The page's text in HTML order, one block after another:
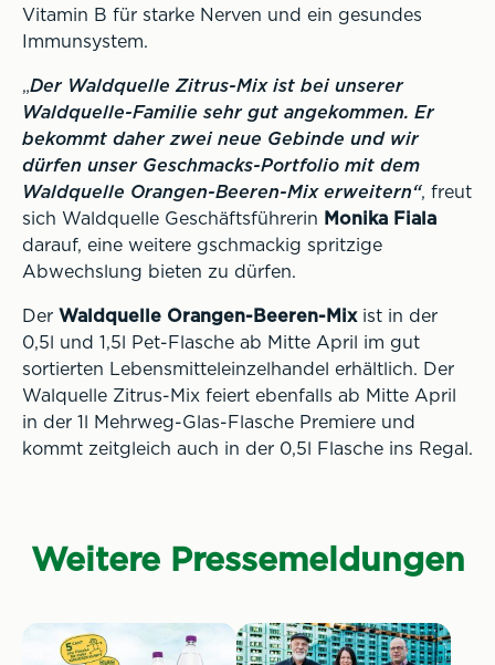
Vitamin B für starke Nerven und ein gesundes
Immunsystem.
„Der Waldquelle Zitrus-Mix ist bei unserer
Waldquelle-Familie sehr gut angekommen. Er
bekommt daher zwei neue Gebinde und wir
dürfen unser Geschmacks-Portfolio mit dem
Waldquelle Orangen-Beeren-Mix erweitern“, freut
sich Waldquelle Geschäftsführerin Monika Fiala
darauf, eine weitere gschmackig spritzige
Abwechslung bieten zu dürfen.
Der Waldquelle Orangen-Beeren-Mixist in der
0,5l und 1,5l Pet-Flasche ab Mitte April im gut
sortierten Lebensmitteleinzelhandel erhältlich. Der
Walquelle Zitrus-Mix feiert ebenfalls ab Mitte April
in der 1l Mehrweg-Glas-Flasche Premiere und
kommt zeitgleich auch in der 0,5l Flasche ins Regal.
Weitere Pressemeldungen